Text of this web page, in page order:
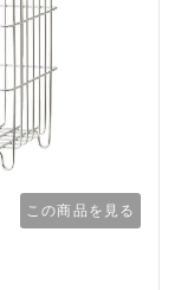
この商品を見る